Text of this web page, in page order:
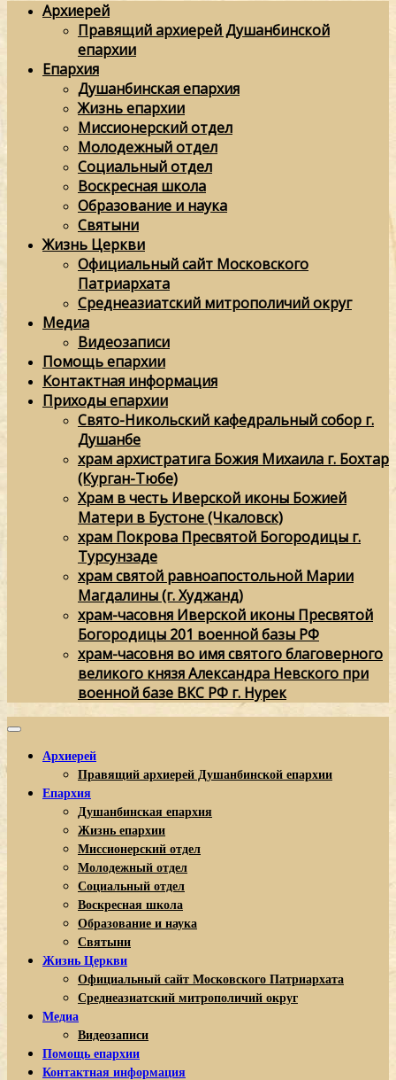
Архиерей
Правящий архиерей Душанбинской
епархии
Епархия
Душанбинская епархия
Жизнь епархии
Миссионерский отдел
Молодежный отдел
Социальный отдел
Воскресная школа
Образование и наука
Святыни
Жизнь Церкви
Официальный сайт Московского
Патриархата
Среднеазиатский митрополичий округ
Медиа
Видеозаписи
Помощь епархии
Контактная информация
Приходы епархии
Свято-Никольский кафедральный собор г.
Душанбе
храм архистратига Божия Михаила г. Бохтар
(Курган-Тюбе)
Храм в честь Иверской иконы Божией
Матери в Бустоне (Чкаловск)
храм Покрова Пресвятой Богородицы г.
Турсунзаде
храм святой равноапостольной Марии
Магдалины (г. Худжанд)
храм-часовня Иверской иконы Пресвятой
Богородицы 201 военной базы РФ
храм-часовня во имя святого благоверного
великого князя Александра Невского при
военной базе ВКС РФ г. Нурек
Архиерей
Правящий архиерей Душанбинской епархии
Епархия
Душанбинская епархия
Жизнь епархии
Миссионерский отдел
Молодежный отдел
Социальный отдел
Воскресная школа
Образование и наука
Святыни
Жизнь Церкви
Официальный сайт Московского Патриархата
Среднеазиатский митрополичий округ
Медиа
Видеозаписи
Помощь епархии
Контактная информация